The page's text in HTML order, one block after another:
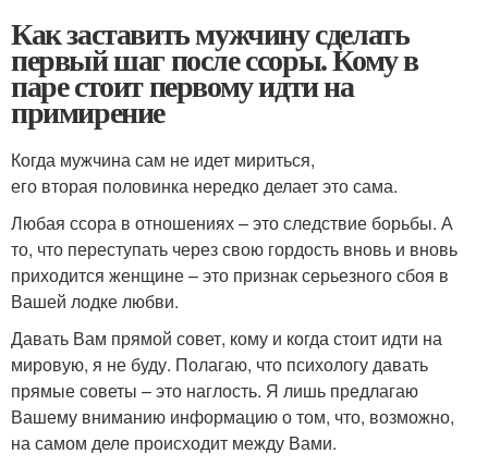
Как заставить мужчину сделать
первый шаг после ссоры. Кому в
паре стоит первому идти на
примирение
Когда мужчина сам не идет мириться,
его вторая половинка нередко делает это сама.
Любая ссора в отношениях – это следствие борьбы. А
то, что переступать через свою гордость вновь и вновь
приходится женщине – это признак серьезного сбоя в
Вашей лодке любви.
Давать Вам прямой совет, кому и когда стоит идти на
мировую, я не буду. Полагаю, что психологу давать
прямые советы – это наглость. Я лишь предлагаю
Вашему вниманию информацию о том, что, возможно,
на самом деле происходит между Вами.